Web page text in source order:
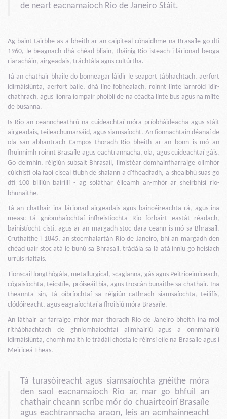
de neart eacnamaíoch Rio de Janeiro Stáit.
Ag baint tairbhe as a bheith ar an caipiteal cónaidhme na Brasaíle go dtí
1960, le beagnach dhá chéad bliain, tháinig Rio isteach i lárionad beoga
riaracháin, airgeadais, tráchtála agus cultúrtha.
Tá an chathair bhaile do bonneagar láidir le seaport tábhachtach, aerfort
idirnáisiúnta, aerfort baile, dhá líne fobhealach, roinnt línte iarnróid idir-
chathrach, agus líonra iompair phoiblí de na céadta línte bus agus na mílte
de busanna.
Is Rio an ceanncheathrú na cuideachtaí móra príobháideacha agus stáit
airgeadais, teileachumarsáid, agus siamsaíocht. An fionnachtain déanaí de
ola san abhantrach Campos thoradh Rio bheith ar an bonn is mó an
fhuinnimh roinnt Brasaíle agus eachtrannacha, ola, agus cuideachtaí gáis.
Go deimhin, réigiún subsalt Bhrasaíl, limistéar domhainfharraige ollmhór
cúlchistí ola faoi ciseal tiubh de shalann a d'fhéadfadh, a shealbhú suas go
dtí 100 billiún bairillí - ag soláthar éileamh an-mhór ar sheirbhísí rio-
bhunaithe.
Tá an chathair ina lárionad airgeadais agus baincéireachta rá, agus ina
measc tá gníomhaíochtaí infheistíochta Rio forbairt eastát réadach,
bainistíocht cistí, agus ar an margadh stoc dara ceann is mó sa Bhrasaíl.
Cruthaithe i 1845, an stocmhalartán Rio de Janeiro, bhí an margadh den
chéad uair stoc atá le bunú sa Bhrasaíl, trádála sa lá atá inniu go heisiach
urrúis rialtais.
Tionscail longthógála, metallurgical, scaglanna, gás agus Peitriceimiceach,
cógaisíochta, teicstíle, próiseáil bia, agus troscán bunaithe sa chathair. Ina
theannta sin, tá oibríochtaí sa réigiún cathrach siamsaíochta, teilifís,
clódóireacht, agus eagraíochtaí a fhoilsiú móra Brasaíle.
An láthair ar farraige mhór mar thoradh Rio de Janeiro bheith ina mol
ríthábhachtach de ghníomhaíochtaí allmhairiú agus a onnmhairiú
idirnáisiúnta, chomh maith le trádáil chósta le réimsí eile na Brasaíle agus i
Meiriceá Theas.
Tá turasóireacht agus siamsaíochta gnéithe móra
den saol eacnamaíoch Rio ar, mar go bhfuil an
chathair cheann scríbe mór do chuairteoirí Brasaíle
agus eachtrannacha araon, leis an acmhainneacht